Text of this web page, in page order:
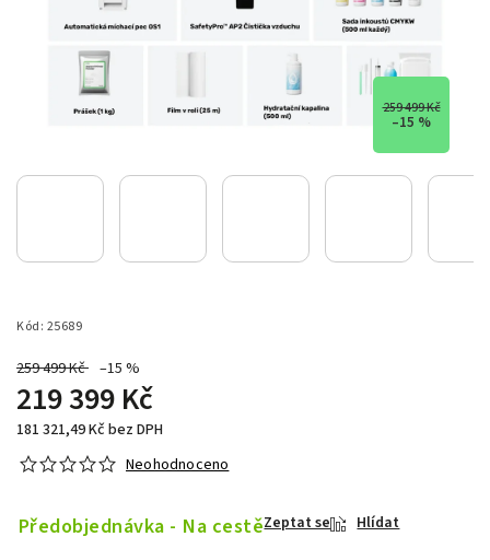
259 499 Kč
–15 %
Kód: 25689
259 499 Kč –15 %
219 399 Kč
181 321,49 Kč bez DPH
Neohodnoceno
Předobjednávka - Na cestěZeptat se Hlídat